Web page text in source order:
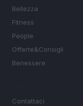
Bellezza
Fitness
People
Offerte&Consigli
Benessere
Contattaci